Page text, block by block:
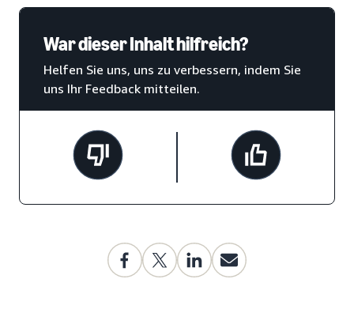
War dieser Inhalt hilfreich?
Helfen Sie uns, uns zu verbessern, indem Sie
uns Ihr Feedback mitteilen.